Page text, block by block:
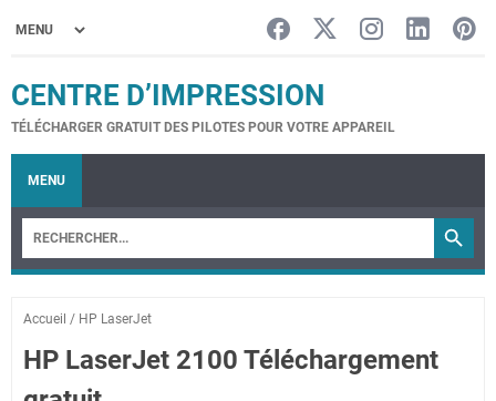
CENTRE D’IMPRESSION
TÉLÉCHARGER GRATUIT DES PILOTES POUR VOTRE APPAREIL
MENU
Accueil / HP LaserJet
HP LaserJet 2100 Téléchargement